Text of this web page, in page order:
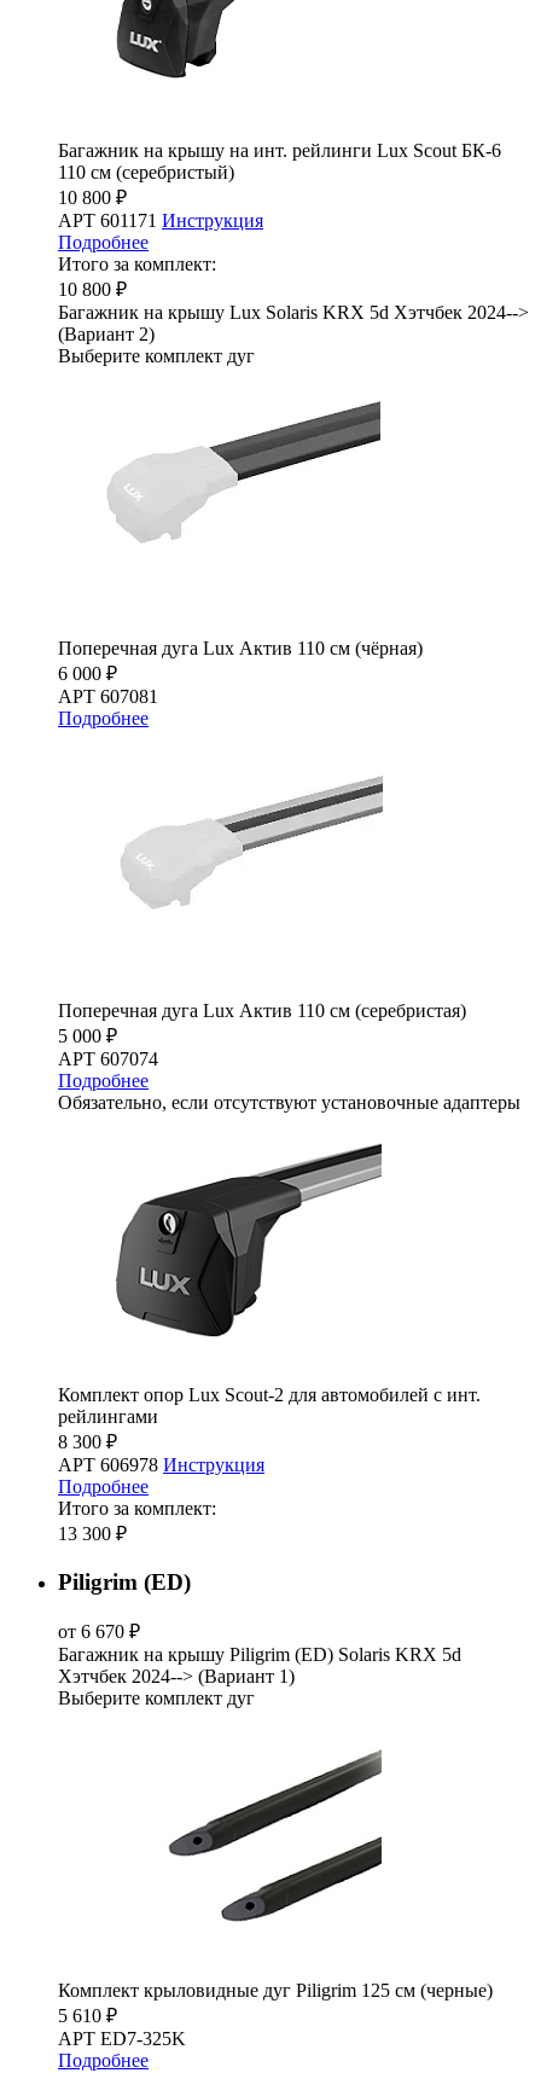
Багажник на крышу на инт. рейлинги Lux Scout БК-6
110 см (серебристый)
10 800 ₽
АРТ 601171 Инструкция
Подробнее
Итого за комплект:
10 800 ₽
Багажник на крышу Lux Solaris KRX 5d Хэтчбек 2024-->
(Вариант 2)
Выберите комплект дуг
Поперечная дуга Lux Актив 110 см (чёрная)
6 000 ₽
АРТ 607081
Подробнее
Поперечная дуга Lux Актив 110 см (серебристая)
5 000 ₽
АРТ 607074
Подробнее
Обязательно, если отсутствуют установочные адаптеры
Комплект опор Lux Scout-2 для автомобилей с инт.
рейлингами
8 300 ₽
АРТ 606978 Инструкция
Подробнее
Итого за комплект:
13 300 ₽
Piligrim (ED)
от 6 670 ₽
Багажник на крышу Piligrim (ED) Solaris KRX 5d
Хэтчбек 2024--> (Вариант 1)
Выберите комплект дуг
Комплект крыловидные дуг Piligrim 125 см (черные)
5 610 ₽
АРТ ED7-325K
Подробнее